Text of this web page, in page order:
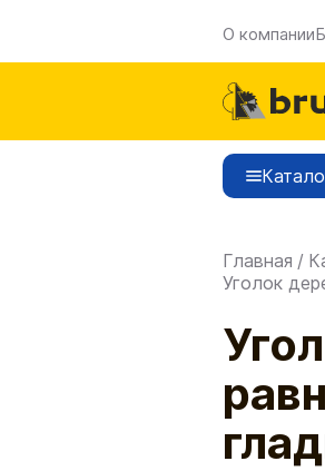
О компании
Главная /
Уголок